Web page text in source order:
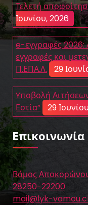
Τελετή
Ιουνίου, 2026
e-εγγραφές 2026:
εγγραφές και
Π.ΕΠΑ.Λ.
29
Yποβολή
Εστία”
29
Eπικοινωνία
Βάμος
28250-22200
mail@lyk-